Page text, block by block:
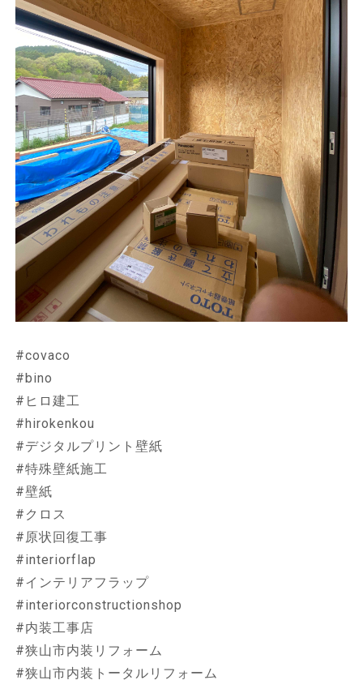
#covaco
#bino
#ヒロ建工
#hirokenkou
#デジタルプリント壁紙
#特殊壁紙施工
#壁紙
#クロス
#原状回復工事
#interiorflap
#インテリアフラップ
#interiorconstructionshop
#内装工事店
#狭山市内装リフォーム
#狭山市内装トータルリフォーム